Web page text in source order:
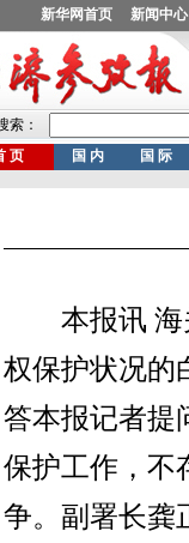
本报讯 海关
权保护状况的
答本报记者提
保护工作，不
争。副署长龚